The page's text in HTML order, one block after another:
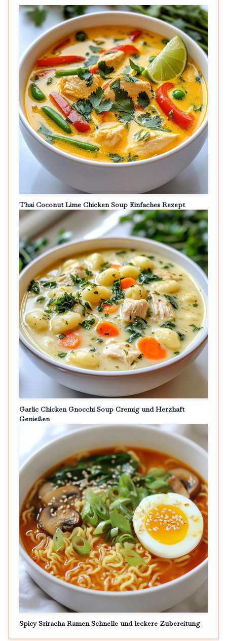
Thai Coconut Lime Chicken Soup Einfaches Rezept
Garlic Chicken Gnocchi Soup Cremig und Herzhaft
Genießen
Spicy Sriracha Ramen Schnelle und leckere Zubereitung